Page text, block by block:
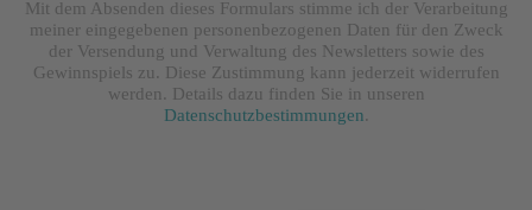
Mit dem Absenden dieses Formulars stimme ich der Verarbeitung
meiner eingegebenen personenbezogenen Daten für den Zweck
der Versendung und Verwaltung des Newsletters sowie des
Gewinnspiels zu. Diese Zustimmung kann jederzeit widerrufen
werden. Details dazu finden Sie in unseren
Datenschutzbestimmungen.